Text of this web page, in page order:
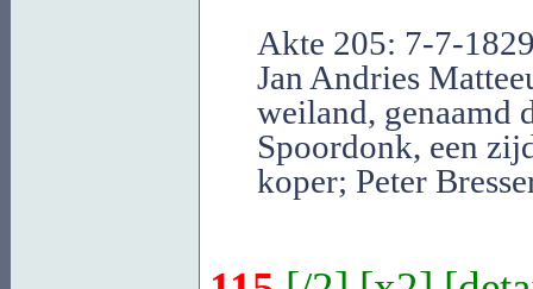
Akte 205: 7-7-
Jan Andries
weiland, genaamd
Spoordonk, een
koper; Peter